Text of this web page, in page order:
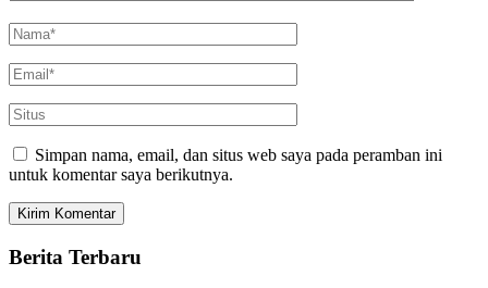
Simpan nama, email, dan situs web saya pada peramban ini
untuk komentar saya berikutnya.
Berita Terbaru